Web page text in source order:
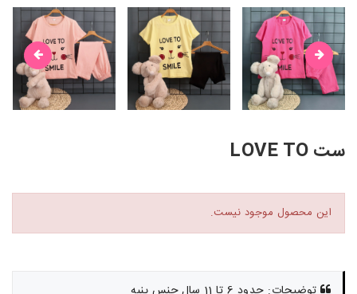
ست LOVE TO
این محصول موجود نیست.